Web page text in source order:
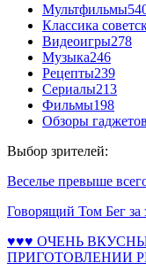
Мультфильмы
Классика
Видеоигры278
Музыка246
Рецепты239
Сериалы213
Фильмы198
Обзоры гаджетов
Выбор зрителей:
Веселье превыше
Говорящий Том Бег за
♥♥♥ ОЧЕНЬ
ПРИГОТОВЛЕНИИ